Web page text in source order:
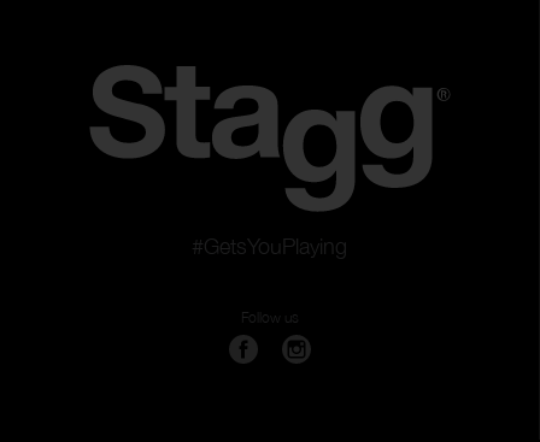
#GetsYouPlaying
Follow us